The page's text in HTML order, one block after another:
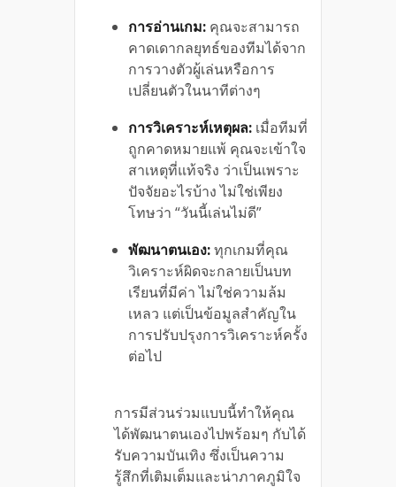
การอ่านเกม: คุณจะสามารถ
คาดเดากลยุทธ์ของทีมได้จาก
การวางตัวผู้เล่นหรือการ
เปลี่ยนตัวในนาทีต่างๆ
การวิเคราะห์เหตุผล: เมื่อทีมที่
ถูกคาดหมายแพ้ คุณจะเข้าใจ
สาเหตุที่แท้จริง ว่าเป็นเพราะ
ปัจจัยอะไรบ้าง ไม่ใช่เพียง
โทษว่า “วันนี้เล่นไม่ดี”
พัฒนาตนเอง:ทุกเกมที่คุณ
วิเคราะห์ผิดจะกลายเป็นบท
เรียนที่มีค่า ไม่ใช่ความล้ม
เหลว แต่เป็นข้อมูลสำคัญใน
การปรับปรุงการวิเคราะห์ครั้ง
ต่อไป
การมีส่วนร่วมแบบนี้ทำให้คุณ
ได้พัฒนาตนเองไปพร้อมๆ กับได้
รับความบันเทิง ซึ่งเป็นความ
รู้สึกที่เติมเต็มและน่าภาคภูมิใจ